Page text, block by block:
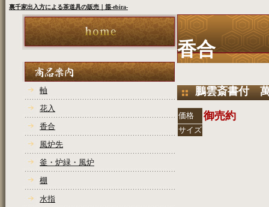
裏千家出入方による茶道具の販売｜箙-ebira-
軸
花入
香合
風炉先
釜・炉緑・風炉
棚
水指
香合
鵬雲斎書付
価格 御売約
サイズ